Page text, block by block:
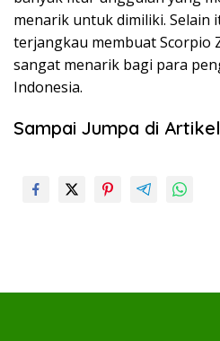
menarik untuk dimiliki. Selain
terjangkau membuat Scorpio
sangat menarik bagi para
Indonesia.
Sampai Jumpa di